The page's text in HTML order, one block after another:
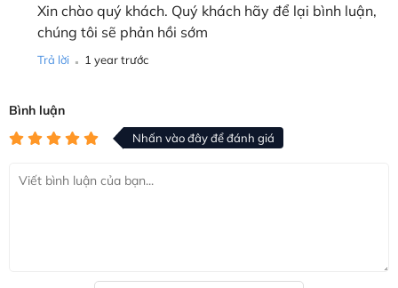
Xin chào quý khách. Quý khách hãy để lại bình luận,
chúng tôi sẽ phản hồi sớm
Trả lời . 1 year trước
Bình luận
Nhấn vào đây để đánh giá